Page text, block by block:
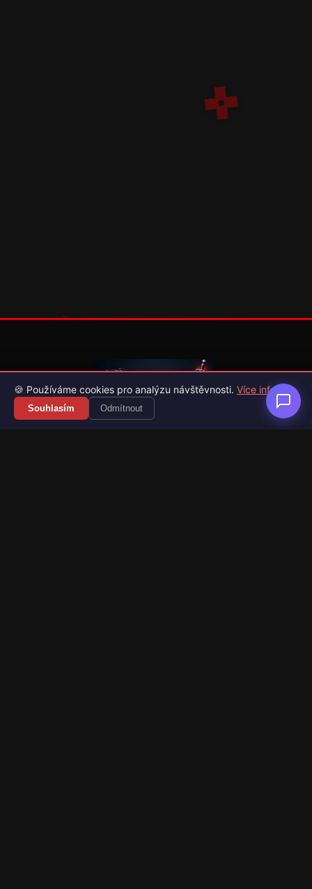
Váš průvodce světem videoher. Novinky, recenze a česko-
slovenské překlady her.
🍪 Používáme cookies pro analýzu návštěvnosti. Více info
Souhlasím Odmítnout